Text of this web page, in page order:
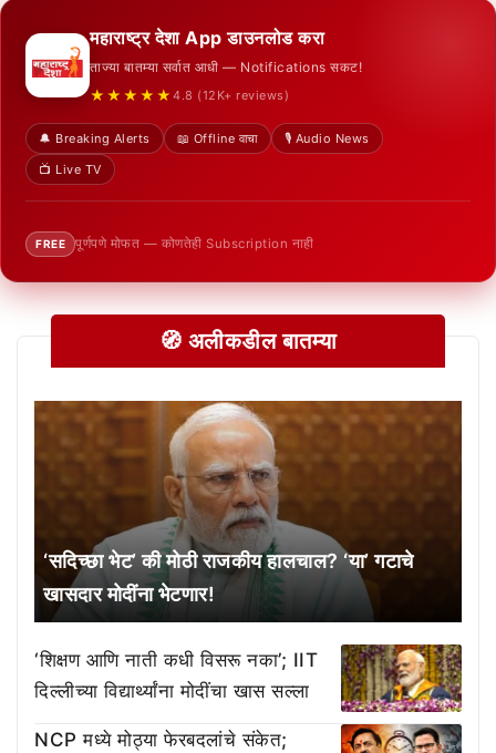
महाराष्ट्र देशा App डाउनलोड करा
ताज्या बातम्या सर्वात आधी — Notifications सकट!
★★★★★ 4.8 (12K+ reviews)
🔔 Breaking Alerts 📖 Offline वाचा
🎙️ Audio News
📺 Live TV
FREE पूर्णपणे मोफत — कोणतेही Subscription नाही
🧭 अलीकडील बातम्या
‘सदिच्छा भेट’ की मोठी राजकीय हालचाल? ‘या’ गटाचे
खासदार मोदींना भेटणार!
‘शिक्षण आणि नाती कधी विसरू नका’; IIT
दिल्लीच्या विद्यार्थ्यांना मोदींचा खास सल्ला
NCP मध्ये मोठ्या फेरबदलांचे संकेत;